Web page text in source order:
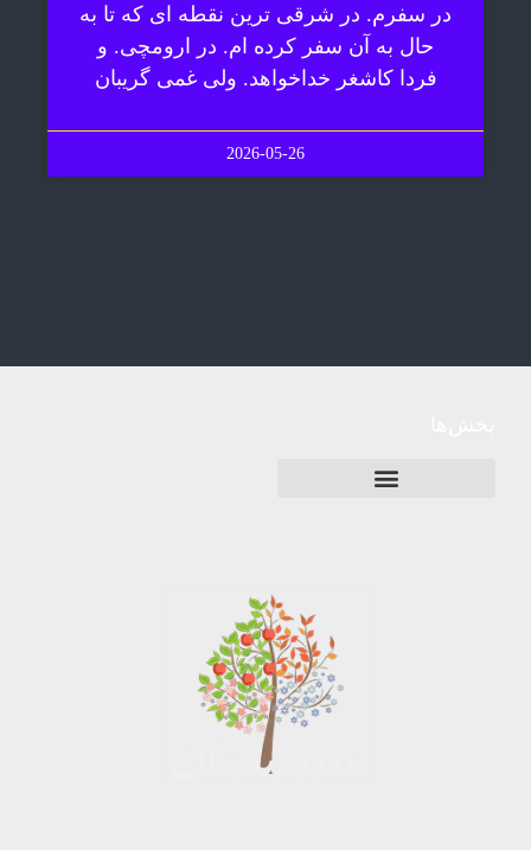
در سفرم. در شرقی ترین نقطه ای که تا به
حال به آن سفر کرده ام. در ارومچی. و
فردا کاشغر خداخواهد. ولی غمی گریبان
2026-05-26